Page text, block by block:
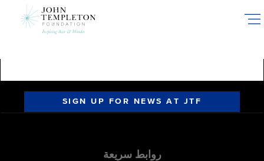
SIGN UP FOR NEWS AT JTF
روابط سريعة